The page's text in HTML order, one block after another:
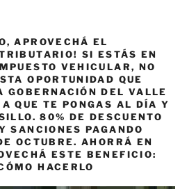
APROVECHÁ EL
SI ESTÁS EN
VEHICULAR, NO
OPORTUNIDAD QUE
GOBERNACIÓN DEL VALLE
QUE TE PONGAS AL DÍA Y
80% DE DESCUENTO
SANCIONES PAGANDO
OCTUBRE. AHORRÁ EN
ESTE BENEFICIO:
HACERLO